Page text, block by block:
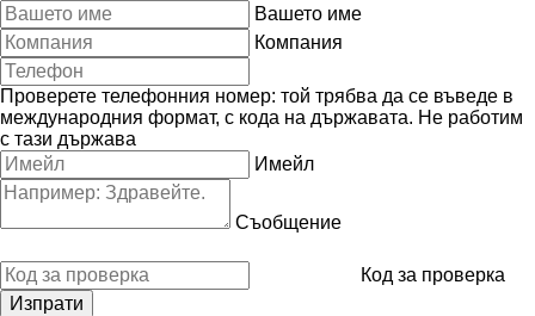
Вашето име
Компания
Проверете телефонния номер: той трябва да се въведе в
международния формат, с кода на държавата. Не работим
с тази държава
Имейл
Съобщение
Код за проверка